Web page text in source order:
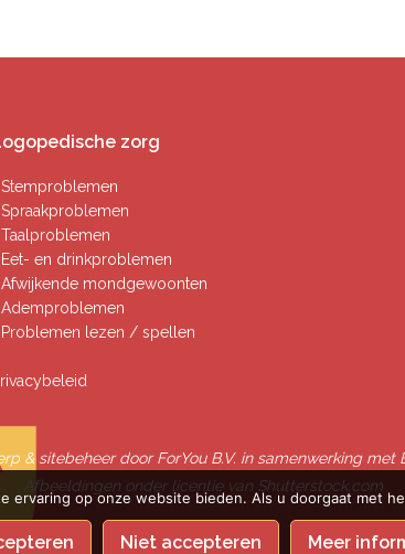
zorg
Stemproblemen
Spraakproblemen
Taalproblemen
Eet- en drinkproblemen
Afwijkende mondgewoonten
Ademproblemen
Problemen lezen / spellen
& sitebeheer doorForYou B.V. in samenwerking met
Afbeeldingen onder licentie van Shutterstock.com
op onze website bieden. Als u doorgaat met
Niet accepteren Meer